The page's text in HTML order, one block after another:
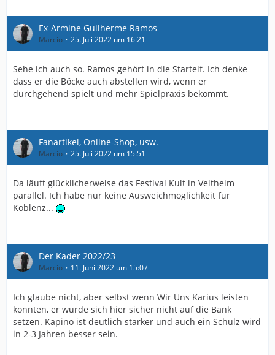
Ex-Armine Guilherme Ramos
Marcio 25. Juli 2022 um 16:21
Sehe ich auch so. Ramos gehört in die Startelf. Ich denke
dass er die Böcke auch abstellen wird, wenn er
durchgehend spielt und mehr Spielpraxis bekommt.
Fanartikel, Online-Shop, usw.
Marcio 25. Juli 2022 um 15:51
Da läuft glücklicherweise das Festival Kult in Veltheim
parallel. Ich habe nur keine Ausweichmöglichkeit für
Koblenz...
Der Kader 2022/23
Marcio 11. Juni 2022 um 15:07
Ich glaube nicht, aber selbst wenn Wir Uns Karius leisten
könnten, er würde sich hier sicher nicht auf die Bank
setzen. Kapino ist deutlich stärker und auch ein Schulz wird
in 2-3 Jahren besser sein.